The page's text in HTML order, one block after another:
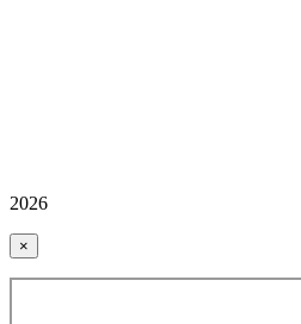
2026
×